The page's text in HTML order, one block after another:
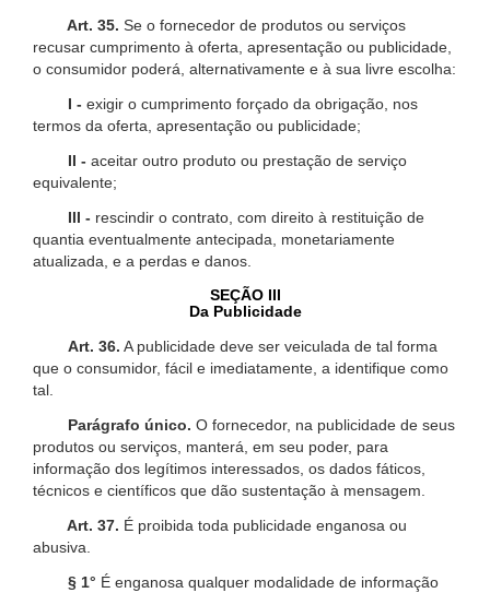
Art. 35. Se o fornecedor de produtos ou serviços
recusar cumprimento à oferta, apresentação ou publicidade,
o consumidor poderá, alternativamente e à sua livre escolha:
I - exigir o cumprimento forçado da obrigação, nos
termos da oferta, apresentação ou publicidade;
II - aceitar outro produto ou prestação de serviço
equivalente;
III - rescindir o contrato, com direito à restituição de
quantia eventualmente antecipada, monetariamente
atualizada, e a perdas e danos.
SEÇÃO III
Da Publicidade
Art. 36. A publicidade deve ser veiculada de tal forma
que o consumidor, fácil e imediatamente, a identifique como
tal.
Parágrafo único. O fornecedor, na publicidade de seus
produtos ou serviços, manterá, em seu poder, para
informação dos legítimos interessados, os dados fáticos,
técnicos e científicos que dão sustentação à mensagem.
Art. 37. É proibida toda publicidade enganosa ou
abusiva.
§ 1° É enganosa qualquer modalidade de informação